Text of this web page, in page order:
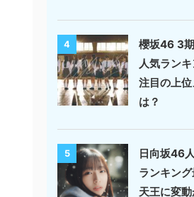
4
櫻坂46 3
人気ランキ
注目の上
は？
5
日向坂46
ランキン
天王に変